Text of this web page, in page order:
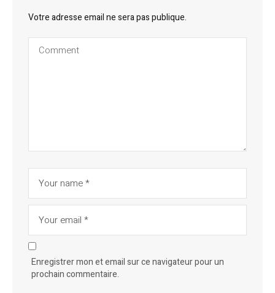
Votre adresse email ne sera pas publique.
Enregistrer mon et email sur ce navigateur pour un
prochain commentaire.